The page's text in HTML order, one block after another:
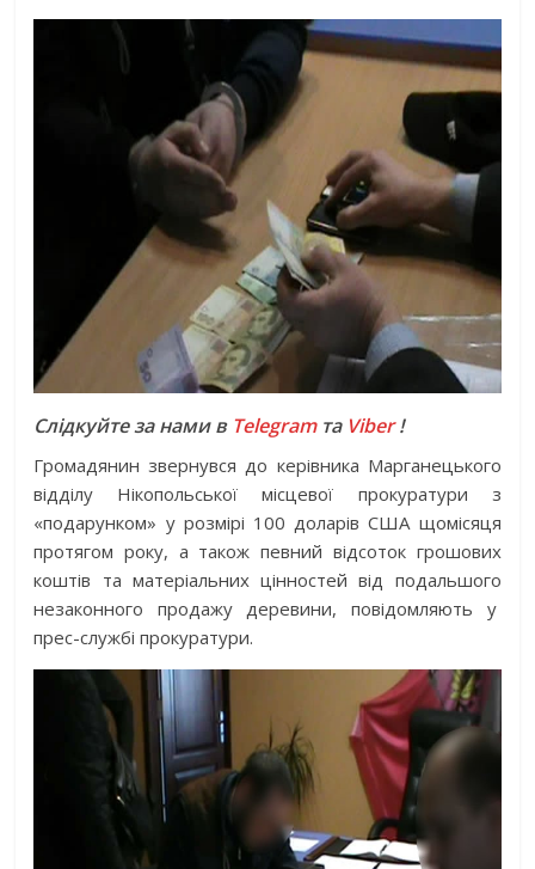
Слідкуйте за нами в Telegramта Viber!
Громадянин звернувся до керівника Марганецького
відділу Нікопольської місцевої прокуратури з
«подарунком» у розмірі 100 доларів США щомісяця
протягом року, а також певний відсоток грошових
коштів та матеріальних цінностей від подальшого
незаконного продажу деревини, повідомляють у
прес-службі прокуратури.